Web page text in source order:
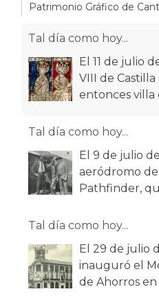
Patrimonio Gráfico de
Tal día como hoy...
El 11 de julio
VIII de
entonces villa
Tal día como hoy...
El 9 de julio
aeródromo de
Pathfinder,
Tal día como hoy...
El 29 de julio
inauguró el
de Ahorros